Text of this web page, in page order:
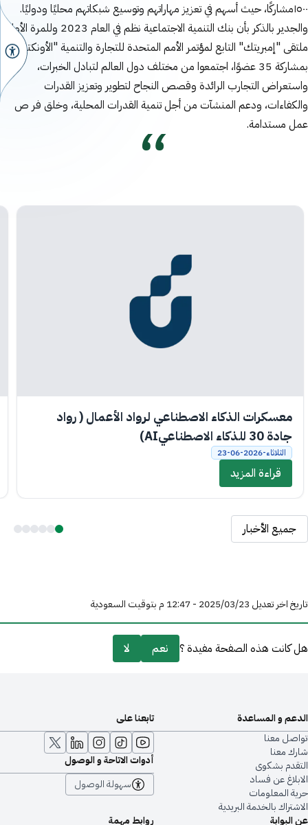
١٥٠٠مشاركًا، حيث أسهم في تعزيز مهاراتهم وتوسيع شبكاتهم محليًا ودوليًا.
والجدير بالذكر بأن بنك التنمية الاجتماعية نظم في العام 2023 وللمرة الأولى
ملتقى "إمبريتك" التابع لمؤتمر الأمم المتحدة للتجارة والتنمية "الأونكتاد"،
بمشاركة 35 عضوًا، اجتمعوا من مختلف دول العالم لتبادل الخبرات،
واستعراض التجارب الرائدة وقصص النجاح لتطوير وتعزيز القدرات
والكفاءات، ودعم المنشآت من أجل تنمية القدرات المحلية، وخلق فر ص
عمل مستدامة.
معسكرات الذكاء الاصطناعي لرواد الأعمال ( رواد
جادة 30 للذكاء الاصطناعيAI)
الثلاثاء-2026-06-23
قراءة المزيد
جميع الأخبار
تاريخ اخر تعديل 23‏/03‏/2025 - 12:47 م بتوقيت السعودية
هل كانت هذه الصفحة مفيدة ؟ نعم لا
عن البوابة روابط مهمة
الدعم و المساعدة
تواصل معنا
شارك معنا
التقدم بشكوى
الابلاغ عن فساد
حرية المعلومات
الاشتراك بالخدمة البريدية
تابعنا على
أدوات الاتاحة و الوصول
سهولة الوصول